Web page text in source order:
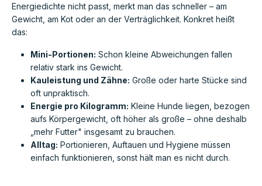
Energiedichte nicht passt, merkt man das schneller – am
Gewicht, am Kot oder an der Verträglichkeit. Konkret heißt
das:
Mini-Portionen: Schon kleine Abweichungen fallen
relativ stark ins Gewicht.
Kauleistung und Zähne: Große oder harte Stücke sind
oft unpraktisch.
Energie pro Kilogramm: Kleine Hunde liegen, bezogen
aufs Körpergewicht, oft höher als große – ohne deshalb
„mehr Futter" insgesamt zu brauchen.
Alltag: Portionieren, Auftauen und Hygiene müssen
einfach funktionieren, sonst hält man es nicht durch.